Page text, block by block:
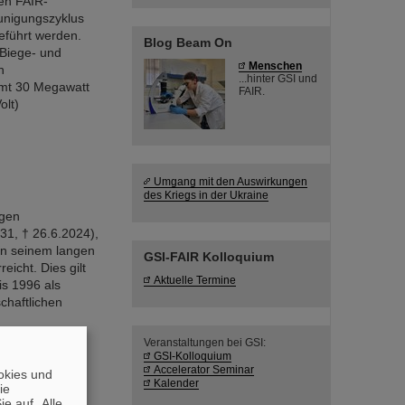
werden.
und
30 Megawatt
† 26.6.2024),
seinem langen
Dies gilt
1996 als
Blog Beam On
Menschen
...hinter GSI und
FAIR.
Umgang mit den Auswirkungen
des Kriegs in der Ukraine
GSI-FAIR Kolloquium
Aktuelle Termine
Veranstaltungen bei GSI:
GSI-Kolloquium
Accelerator Seminar
Kalender
und